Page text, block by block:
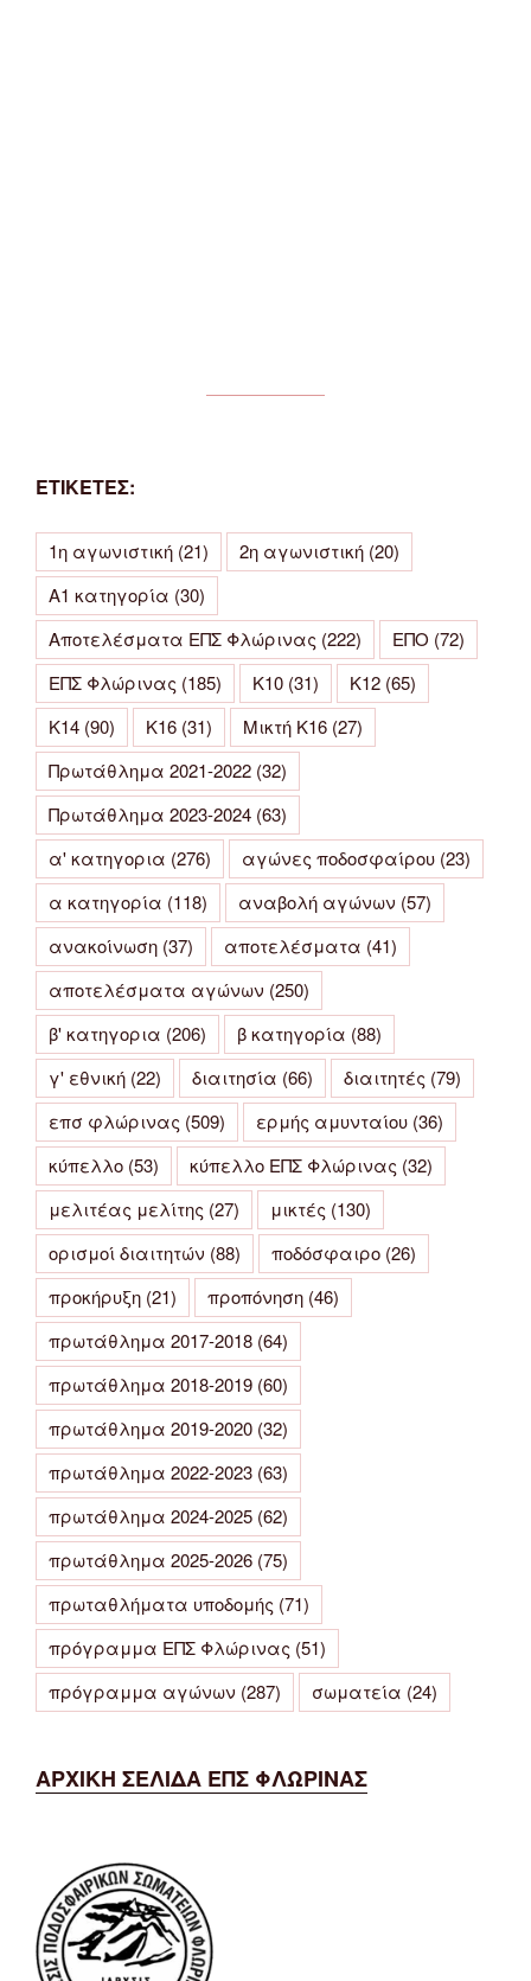
ΕΤΙΚΕΤΕΣ:
1η αγωνιστική (21) 2η αγωνιστική (20)
Α1 κατηγορία (30)
Αποτελέσματα ΕΠΣ Φλώρινας (222) ΕΠΟ (72)
ΕΠΣ Φλώρινας (185) Κ10 (31) Κ12 (65)
Κ14 (90) Κ16 (31) Μικτή Κ16 (27)
Πρωτάθλημα 2021-2022 (32)
Πρωτάθλημα 2023-2024 (63)
α' κατηγορια (276) αγώνες ποδοσφαίρου (23)
α κατηγορία (118) αναβολή αγώνων (57)
ανακοίνωση (37) αποτελέσματα (41)
αποτελέσματα αγώνων (250)
β' κατηγορια (206) β κατηγορία (88)
γ' εθνική (22) διαιτησία (66) διαιτητές (79)
επσ φλώρινας (509) ερμής αμυνταίου (36)
κύπελλο (53) κύπελλο ΕΠΣ Φλώρινας (32)
μελιτέας μελίτης (27) μικτές (130)
ορισμοί διαιτητών (88) ποδόσφαιρο (26)
προκήρυξη (21) προπόνηση (46)
πρωτάθλημα 2017-2018 (64)
πρωτάθλημα 2018-2019 (60)
πρωτάθλημα 2019-2020 (32)
πρωτάθλημα 2022-2023 (63)
πρωτάθλημα 2024-2025 (62)
πρωτάθλημα 2025-2026 (75)
πρωταθλήματα υποδομής (71)
πρόγραμμα ΕΠΣ Φλώρινας (51)
πρόγραμμα αγώνων (287) σωματεία (24)
ΑΡΧΙΚΗ ΣΕΛΙΔΑ ΕΠΣ ΦΛΩΡΙΝΑΣ